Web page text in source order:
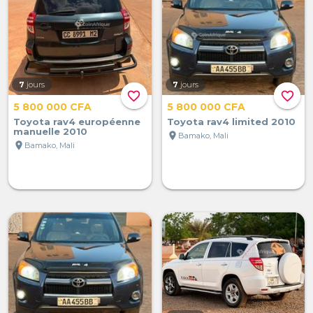
favorite_border
7 jours
5 800 000 CFA
Toyota rav4 européenne
manuelle 2010
location_on Bamako, Mali
favorite_border
7 jours
5 800 000 CFA
Toyota rav4 limited 2010
location_on Bamako, Mali